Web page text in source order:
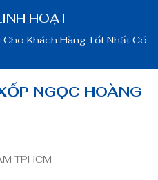
HOẠT
Khách Hàng Tốt Nhất Có
NGỌC HOÀNG
TPHCM